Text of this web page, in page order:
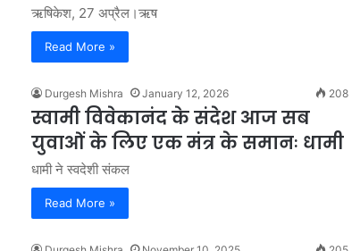
ऋषिकेश, 27 अप्रैल।ऋष
Read More »
Durgesh Mishra January 12, 2026 208
स्वामी विवेकानंद के संदेश आज सब
युवाओं के लिए एक मंत्र के समानः धामी
धामी ने स्वदेशी संकल
Read More »